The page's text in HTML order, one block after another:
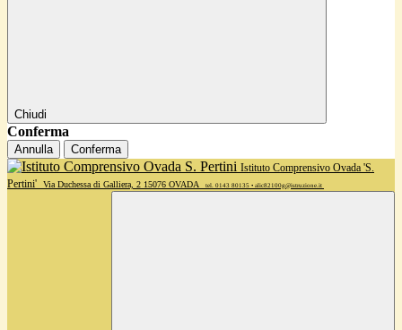
Chiudi
Conferma
Annulla Conferma
Istituto Comprensivo Ovada 'S.
Pertini'
Via Duchessa di Galliera, 2 15076 OVADA tel. 0143 80135 • alic82100g@istruzione.it